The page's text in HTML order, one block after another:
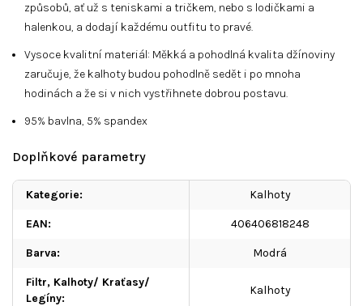
způsobů, ať už s teniskami a tričkem, nebo s lodičkami a
halenkou, a dodají každému outfitu to pravé.
Vysoce kvalitní materiál: Měkká a pohodlná kvalita džínoviny
zaručuje, že kalhoty budou pohodlně sedět i po mnoha
hodinách a že si v nich vystřihnete dobrou postavu.
95% bavlna, 5% spandex
Doplňkové parametry
Kategorie: Kalhoty
EAN: 406406818248
Barva: Modrá
Filtr, Kalhoty/ Kraťasy/
Legíny:
Kalhoty